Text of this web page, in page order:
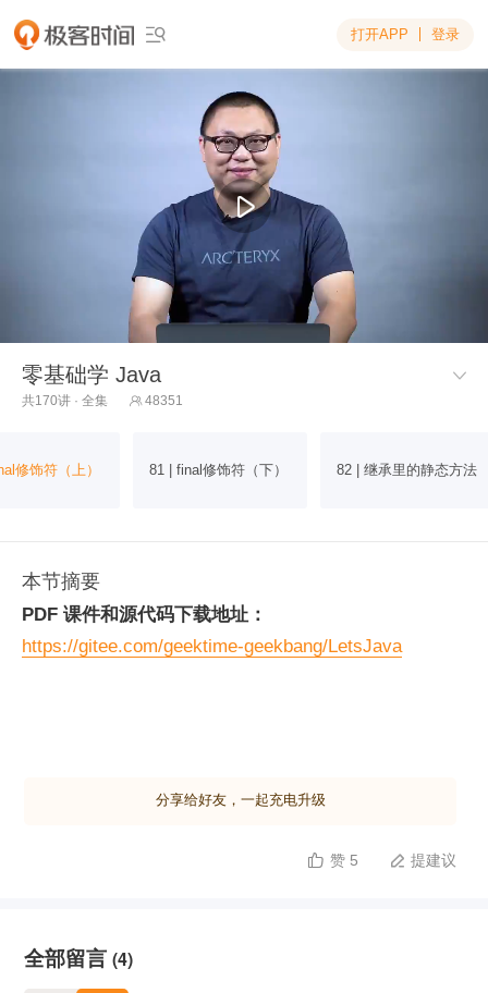
 打开APP 登录
零基础学 Java 
共170讲 · 全集  48351
修饰符（上） 81 | final修饰符（下） 82 | 继承里的静态方法
本节摘要
PDF 课件和源代码下载地址：
https://gitee.com/geektime-geekbang/LetsJava
分享给好友，一起充电升级
 赞 5  提建议
全部留言 (4)